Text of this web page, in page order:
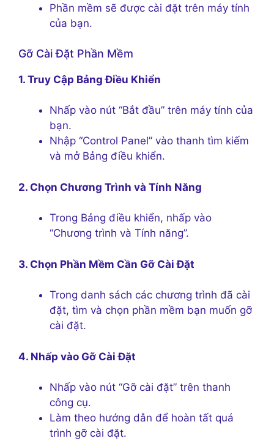
Phần mềm sẽ được cài đặt trên máy tính
của bạn.
Gỡ Cài Đặt Phần Mềm
1. Truy Cập Bảng Điều Khiển
Nhấp vào nút “Bắt đầu” trên máy tính của
bạn.
Nhập “Control Panel” vào thanh tìm kiếm
và mở Bảng điều khiển.
2. Chọn Chương Trình và Tính Năng
Trong Bảng điều khiển, nhấp vào
“Chương trình và Tính năng”.
3. Chọn Phần Mềm Cần Gỡ Cài Đặt
Trong danh sách các chương trình đã cài
đặt, tìm và chọn phần mềm bạn muốn gỡ
cài đặt.
4. Nhấp vào Gỡ Cài Đặt
Nhấp vào nút “Gỡ cài đặt” trên thanh
công cụ.
Làm theo hướng dẫn để hoàn tất quá
trình gỡ cài đặt.